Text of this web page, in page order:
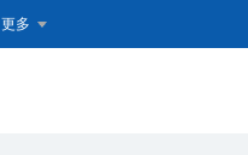
更多